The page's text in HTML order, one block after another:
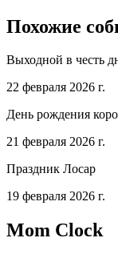
Похожие
Выходной в честь
22 февраля 2026 г.
День рождения
21 февраля 2026 г.
Праздник Лосар
19 февраля 2026 г.
Mom Clock